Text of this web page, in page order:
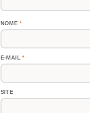
NOME *
E-MAIL*
SITE